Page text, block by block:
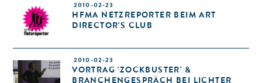
2010-02-23
HFMA NETZREPORTER BEIM ART
DIRECTOR'S CLUB
2010-02-23
VORTRAG 'ZOCKBUSTER' &
BRANCHENGESPRÄCH BEI LICHTER